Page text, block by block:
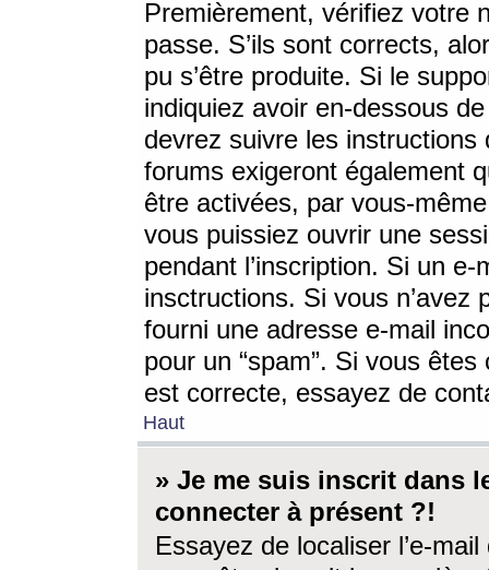
Premièrement, vérifiez votre
passe. S’ils sont corrects,
pu s’être produite. Si le
indiquiez avoir en-dessous
devrez suivre les
forums exigeront également
être activées, par vous-
vous puissiez ouvrir une
pendant l’inscription. Si un
insctructions. Si vous n’avez
fourni une adresse e-mail
pour un “spam”. Si vous
est correcte, essayez de
Haut
» Je me suis inscrit dans
connecter à présent ?!
Essayez de localiser l’e-